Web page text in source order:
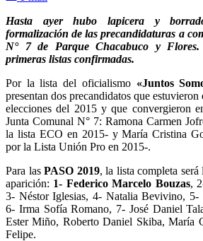
Hasta ayer hubo lapicera y
formalización de las precandidaturas a
N° 7 de Parque Chacabuco y
primeras listas confirmadas.
Por la lista del oficialismo «Juntos
presentan dos precandidatos que estuvieron
elecciones del 2015 y que convergieron
Junta Comunal N° 7: Ramona Carmen
la lista ECO en 2015- y María Cristina
por la Lista Unión Pro en 2015-.
Para las PASO 2019, la lista completa
aparición: 1- Federico Marcelo Bouzas,
3- Néstor Iglesias, 4- Natalia Bevivino, 5-
6- Irma Sofía Romano, 7- José Daniel
Ester Miño, Roberto Daniel Skiba, María
Felipe.